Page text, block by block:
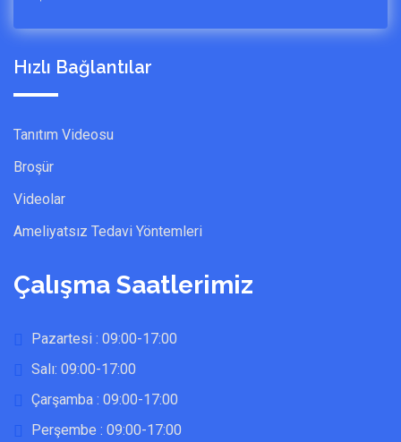
Hızlı Bağlantılar
Tanıtım Videosu
Broşür
Videolar
Ameliyatsız Tedavi Yöntemleri
Çalışma Saatlerimiz
Pazartesi : 09:00-17:00
Salı: 09:00-17:00
Çarşamba : 09:00-17:00
Perşembe : 09:00-17:00